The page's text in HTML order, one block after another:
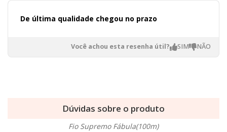
De última qualidade chegou no prazo
Você achou esta resenha útil?
Dúvidas sobre o produto
Fio Supremo Fábula(100m)